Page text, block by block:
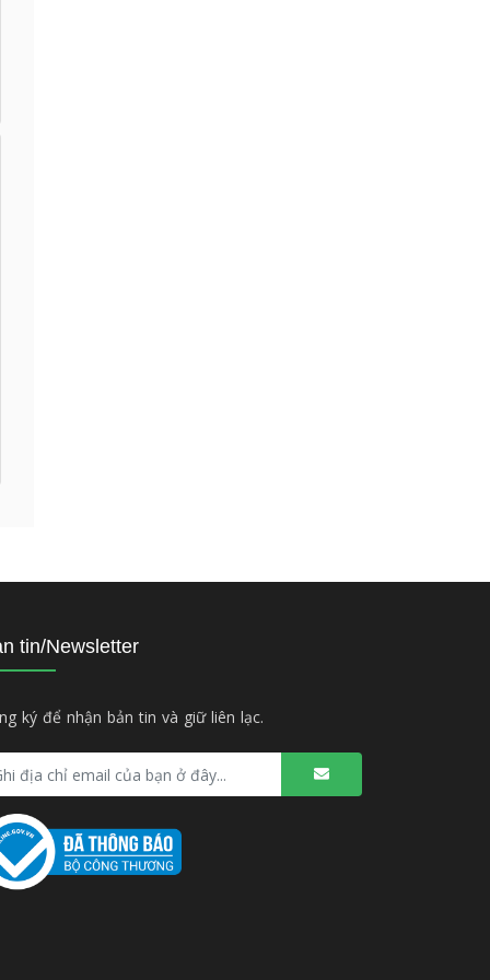
tin/Newsletter
ký để nhận bản tin và giữ liên lạc.